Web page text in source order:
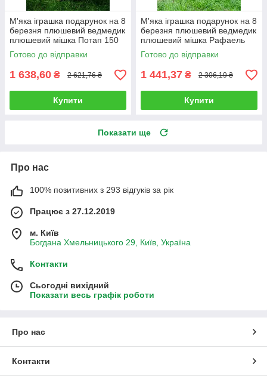
М'яка іграшка подарунок на 8
березня плюшевий ведмедик
плюшевий мішка Потап 150
см Кремовий
Готово до відправки
1 638,60 ₴ 2 621,76 ₴
Купити
М'яка іграшка подарунок на 8
березня плюшевий ведмедик
плюшевий мішка Рафаель
140 см Коричневий
Готово до відправки
1 441,37 ₴ 2 306,19 ₴
Купити
Показати ще
Про нас
100% позитивних з 293 відгуків за рік
Працює з 27.12.2019
м. Київ
Богдана Хмельницького 29, Київ, Україна
Контакти
Сьогодні вихідний
Показати весь графік роботи
Про нас
Контакти